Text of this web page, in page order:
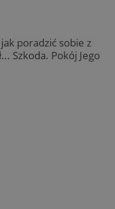
poradzić sobie z
Szkoda. Pokój Jego